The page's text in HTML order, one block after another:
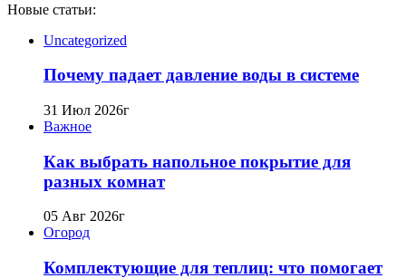
Новые статьи:
Uncategorized
Почему падает давление воды в системе
31 Июл 2026г
Важное
Как выбрать напольное покрытие для
разных комнат
05 Авг 2026г
Огород
Комплектующие для теплиц: что помогает